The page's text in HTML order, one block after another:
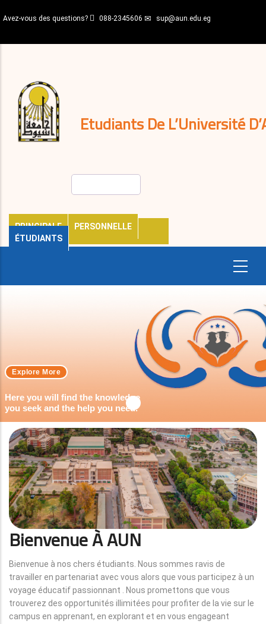
au
principal
Avez-vous des questions? 088-2345606 sup@aun.edu.eg
Etudiants De L’Université
PRINCIPALE
PERSONNELLE
ÉTUDIANTS
décisions
Expatriés
Journal
Here you will find the knowledge
you seek and the help you need.
Explore More
Bienvenue À AUN
Bienvenue à nos chers étudiants. Nous sommes ravis de
travailler en partenariat avec vous alors que vous participez à un
voyage éducatif passionnant . Nous promettons que vous
trouverez des opportunités illimitées pour profiter de la vie sur le
campus en apprenant, en explorant et en vous engageant